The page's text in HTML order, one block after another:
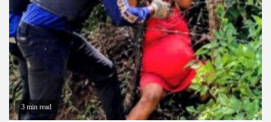
3 min read